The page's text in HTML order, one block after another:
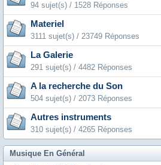
94 sujet(s) / 1528 Réponses
Materiel
3111 sujet(s) / 23749 Réponses
La Galerie
291 sujet(s) / 4482 Réponses
A la recherche du Son
504 sujet(s) / 2073 Réponses
Autres instruments
310 sujet(s) / 4265 Réponses
Musique En Général